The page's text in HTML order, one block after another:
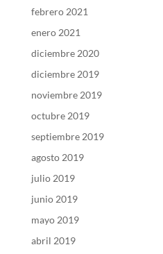
febrero 2021
enero 2021
diciembre 2020
diciembre 2019
noviembre 2019
octubre 2019
septiembre 2019
agosto 2019
julio 2019
junio 2019
mayo 2019
abril 2019